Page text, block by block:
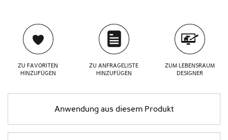
ZU FAVORITEN
HINZUFÜGEN
ZU ANFRAGELISTE
HINZUFÜGEN
ZUM LEBENSRAUM
DESIGNER
Anwendung aus diesem Produkt